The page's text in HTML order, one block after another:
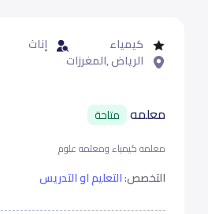
كيمياء إناث
الرياض ,المغرزات
معلمه متاحة
معلمه كيمياء ومعلمه علوم
التخصص:التعليم او التدريس